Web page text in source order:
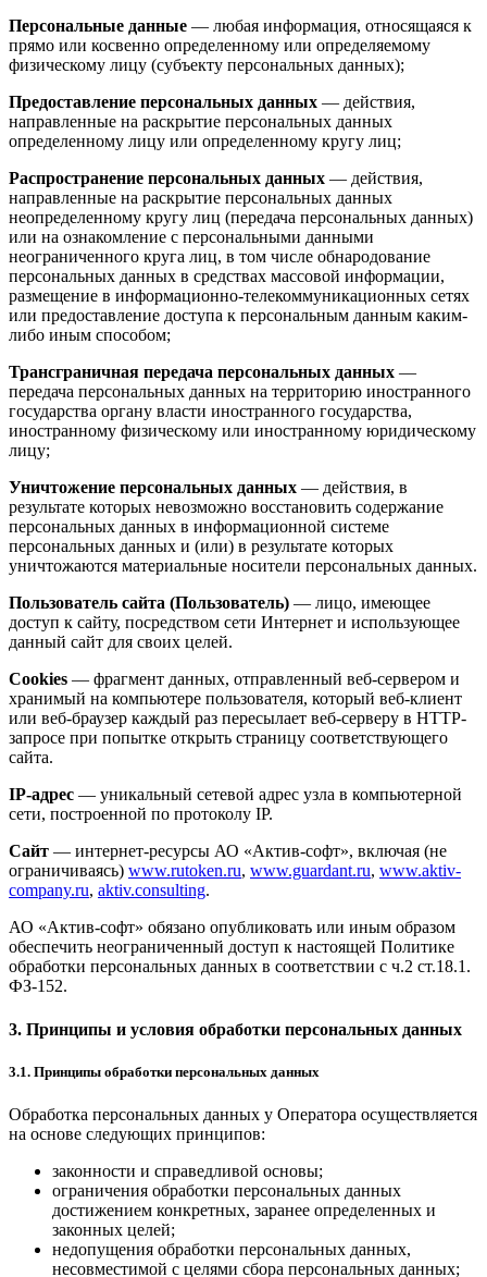
Персональные данные — любая информация, относящаяся к
прямо или косвенно определенному или определяемому
физическому лицу (субъекту персональных данных);
Предоставление персональных данных — действия,
направленные на раскрытие персональных данных
определенному лицу или определенному кругу лиц;
Распространение персональных данных — действия,
направленные на раскрытие персональных данных
неопределенному кругу лиц (передача персональных данных)
или на ознакомление с персональными данными
неограниченного круга лиц, в том числе обнародование
персональных данных в средствах массовой информации,
размещение в информационно-телекоммуникационных сетях
или предоставление доступа к персональным данным каким-
либо иным способом;
Трансграничная передача персональных данных —
передача персональных данных на территорию иностранного
государства органу власти иностранного государства,
иностранному физическому или иностранному юридическому
лицу;
Уничтожение персональных данных — действия, в
результате которых невозможно восстановить содержание
персональных данных в информационной системе
персональных данных и (или) в результате которых
уничтожаются материальные носители персональных данных.
Пользователь сайта (Пользователь) — лицо, имеющее
доступ к сайту, посредством сети Интернет и использующее
данный сайт для своих целей.
Cookies — фрагмент данных, отправленный веб-сервером и
хранимый на компьютере пользователя, который веб-клиент
или веб-браузер каждый раз пересылает веб-серверу в HTTP-
запросе при попытке открыть страницу соответствующего
сайта.
IP-адрес — уникальный сетевой адрес узла в компьютерной
сети, построенной по протоколу IP.
Сайт — интернет-ресурсы АО «Актив-софт», включая (не
ограничиваясь) www.rutoken.ru, www.guardant.ru, www.aktiv-
company.ru, aktiv.consulting.
АО «Актив-софт» обязано опубликовать или иным образом
обеспечить неограниченный доступ к настоящей Политике
обработки персональных данных в соответствии с ч.2 ст.18.1.
ФЗ-152.
3. Принципы и условия обработки персональных данных
3.1. Принципы обработки персональных данных
Обработка персональных данных у Оператора осуществляется
на основе следующих принципов:
законности и справедливой основы;
ограничения обработки персональных данных
достижением конкретных, заранее определенных и
законных целей;
недопущения обработки персональных данных,
несовместимой с целями сбора персональных данных;